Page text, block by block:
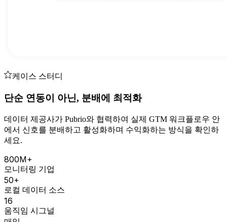
케이스 스터디
단순 연동이 아닌, 분배에 최적화
데이터 제공사가 Pubrio와 협력하여 실제 GTM 워크플로우 안
에서 신호를 분배하고 활성화하며 수익화하는 방식을 확인하
세요.
800M+
모니터링 기업
50+
로컬 데이터 소스
16
움직임 시그널